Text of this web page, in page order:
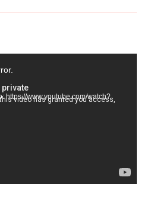
https://www.youtube.com/watch?